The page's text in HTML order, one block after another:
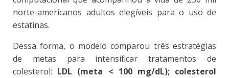
norte-americanos adultos elegíveis para o uso de
estatinas.
Dessa forma, o modelo comparou três estratégias
de metas para intensificar tratamentos de
colesterol: LDL (meta < 100 mg/dL); colesterol